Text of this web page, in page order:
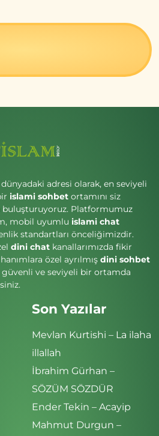
adresi olarak, en seviyeli
islami sohbet ortamını siz
buluşturuyoruz. Platformumuz
mobil uyumlu islami chat
standartları önceliğimizdir.
dini chat kanallarımızda fikir
özel ayrılmış dini sohbet
ve seviyeli bir ortamda
Son Yazılar
Mevlan Kurtishi – La ilaha
illallah
İbrahim Gürhan –
SÖZÜM SÖZDÜR
Ender Tekin – Acayip
Mahmut Durgun –